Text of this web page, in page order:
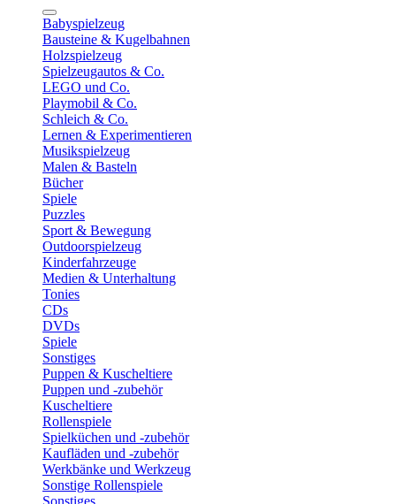
Babyspielzeug
Bausteine & Kugelbahnen
Holzspielzeug
Spielzeugautos & Co.
LEGO und Co.
Playmobil & Co.
Schleich & Co.
Lernen & Experimentieren
Musikspielzeug
Malen & Basteln
Bücher
Spiele
Puzzles
Sport & Bewegung
Outdoorspielzeug
Kinderfahrzeuge
Medien & Unterhaltung
Tonies
CDs
DVDs
Spiele
Sonstiges
Puppen & Kuscheltiere
Puppen und -zubehör
Kuscheltiere
Rollenspiele
Spielküchen und -zubehör
Kaufläden und -zubehör
Werkbänke und Werkzeug
Sonstige Rollenspiele
Sonstiges